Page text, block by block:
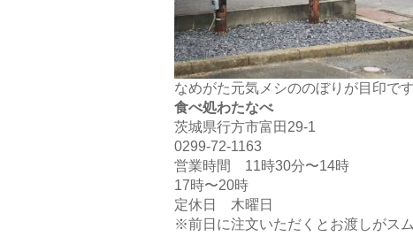
なめがた元気メシののぼりが目印です
食べ処わたなべ
茨城県行方市富田29-1
0299-72-1163
営業時間 11時30分〜14時
17時〜20時
定休日 木曜日
※前日に注文いただくとお渡しがス